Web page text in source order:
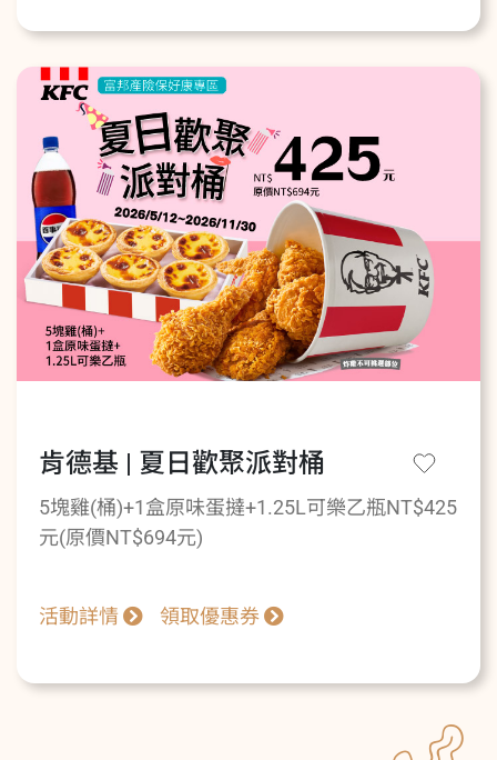
肯德基 | 夏日歡聚派對桶
5塊雞(桶)+1盒原味蛋撻+1.25L可樂乙瓶NT$425
元(原價NT$694元)
活動詳情 領取優惠券